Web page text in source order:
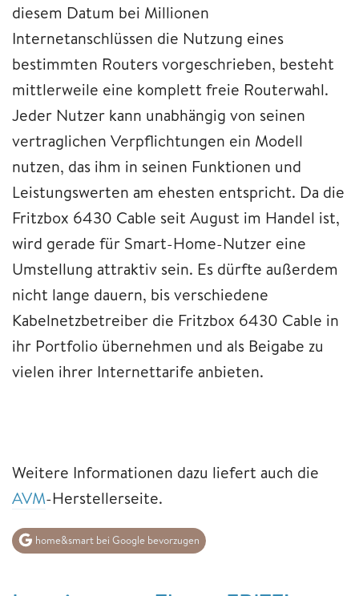
diesem Datum bei Millionen
Internetanschlüssen die Nutzung eines
bestimmten Routers vorgeschrieben, besteht
mittlerweile eine komplett freie Routerwahl.
Jeder Nutzer kann unabhängig von seinen
vertraglichen Verpflichtungen ein Modell
nutzen, das ihm in seinen Funktionen und
Leistungswerten am ehesten entspricht. Da die
Fritzbox 6430 Cable seit August im Handel ist,
wird gerade für Smart-Home-Nutzer eine
Umstellung attraktiv sein. Es dürfte außerdem
nicht lange dauern, bis verschiedene
Kabelnetzbetreiber die Fritzbox 6430 Cable in
ihr Portfolio übernehmen und als Beigabe zu
vielen ihrer Internettarife anbieten.
Weitere Informationen dazu liefert auch die
AVM-Herstellerseite.
home&smart bei Google bevorzugen